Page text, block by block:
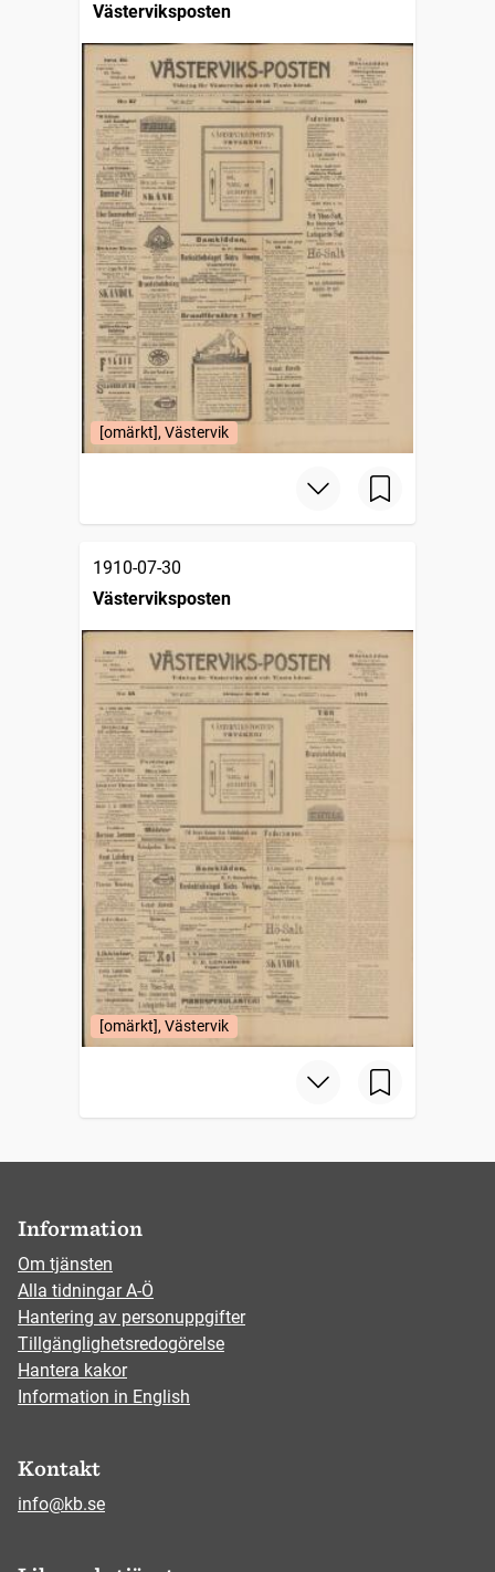
Västerviksposten
[omärkt], Västervik
1910-07-30
Västerviksposten
[omärkt], Västervik
Information
Om tjänsten
Alla tidningar A-Ö
Hantering av personuppgifter
Tillgänglighetsredogörelse
Hantera kakor
Information in English
Kontakt
info@kb.se